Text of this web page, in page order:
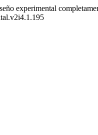
experimental